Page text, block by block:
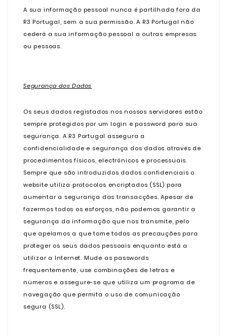
A sua informação pessoal nunca é partilhada fora da
R3 Portugal, sem a sua permissão. A R3 Portugal não
cederá a sua informação pessoal a outras empresas
ou pessoas.
Segurança dos Dados
Os seus dados registados nos nossos servidores estão
sempre protegidos por um login e password para sua
segurança. A R3 Portugal assegura a
confidencialidade e segurança dos dados através de
procedimentos físicos, electrónicos e processuais.
Sempre que são introduzidos dados confidenciais o
website utiliza protocolos encriptados (SSL) para
aumentar a segurança das transacções. Apesar de
fazermos todos os esforços, não podemos garantir a
segurança da informação que nos transmite, pelo
que apelamos a que tome todas as precauções para
proteger os seus dados pessoais enquanto está a
utilizar a Internet. Mude as passwords
frequentemente, use combinações de letras e
números e assegure-se que utiliza um programa de
navegação que permita o uso de comunicação
segura (SSL).